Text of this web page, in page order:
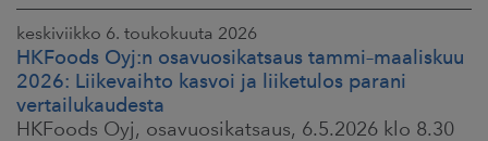
keskiviikko 6. toukokuuta 2026
HKFoods Oyj:n osavuosikatsaus tammi–maaliskuu
2026: Liikevaihto kasvoi ja liiketulos parani
vertailukaudesta
HKFoods Oyj, osavuosikatsaus, 6.5.2026 klo 8.30